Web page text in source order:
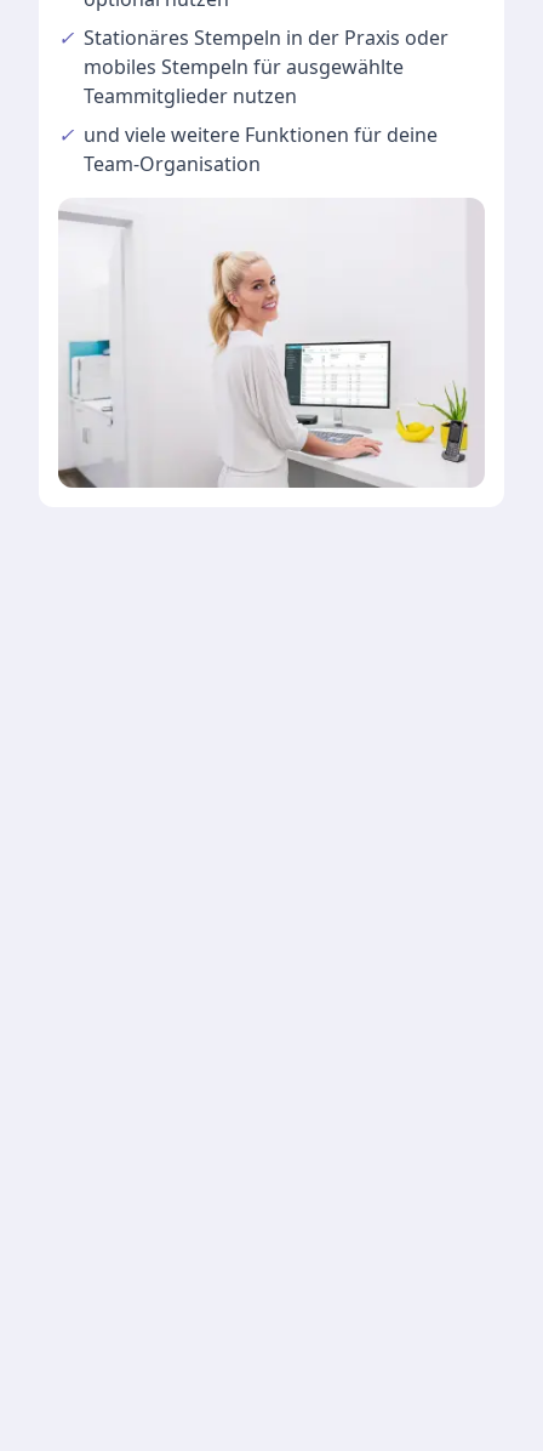
✓ Stationäres Stempeln in der Praxis oder
mobiles Stempeln für ausgewählte
Teammitglieder nutzen
✓ und vieleweitere Funktionen für deine
Team-Organisation